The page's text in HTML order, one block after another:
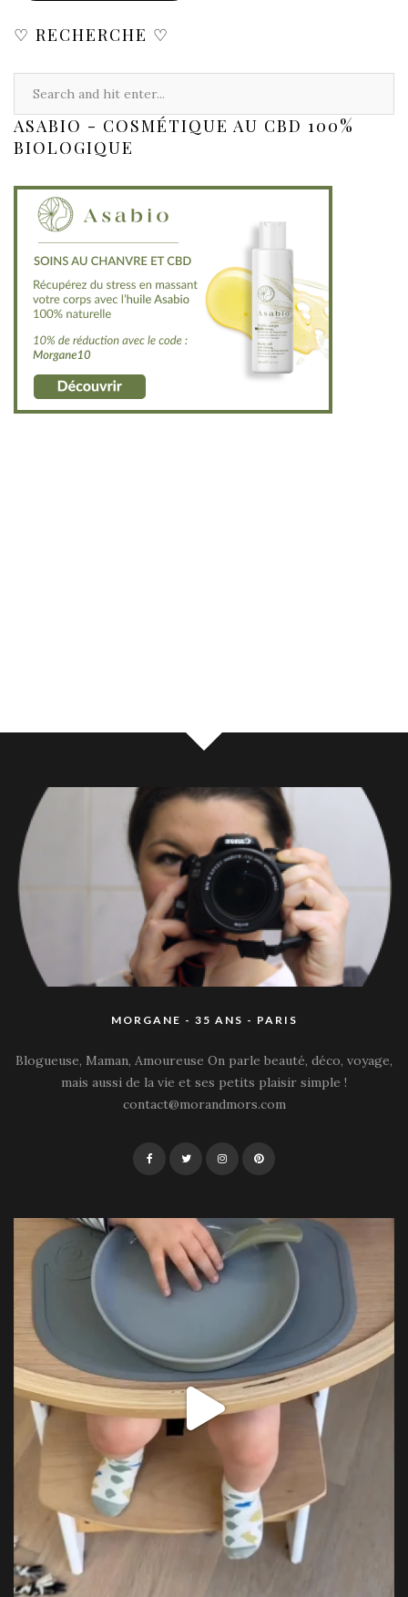
♡ RECHERCHE ♡
ASABIO - COSMÉTIQUE AU CBD 100%
BIOLOGIQUE
MORGANE - 35 ANS - PARIS
Blogueuse, Maman, Amoureuse On parle beauté, déco, voyage,
mais aussi de la vie et ses petits plaisir simple !
contact@morandmors.com